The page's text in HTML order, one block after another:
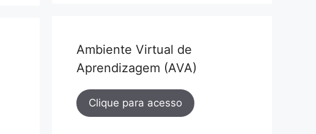
Ambiente Virtual de
Aprendizagem (AVA)
Clique para acesso